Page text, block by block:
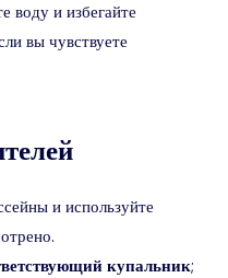
воду и избегайте
вы чувствуете
и используйте
купальник;